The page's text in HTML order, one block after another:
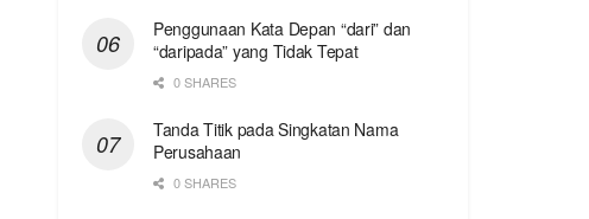
Penggunaan Kata Depan “dari” dan
“daripada” yang Tidak Tepat
0 SHARES
Tanda Titik pada Singkatan Nama
Perusahaan
0 SHARES